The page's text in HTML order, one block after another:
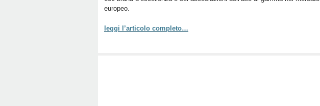
europeo.
leggi l’articolo completo…